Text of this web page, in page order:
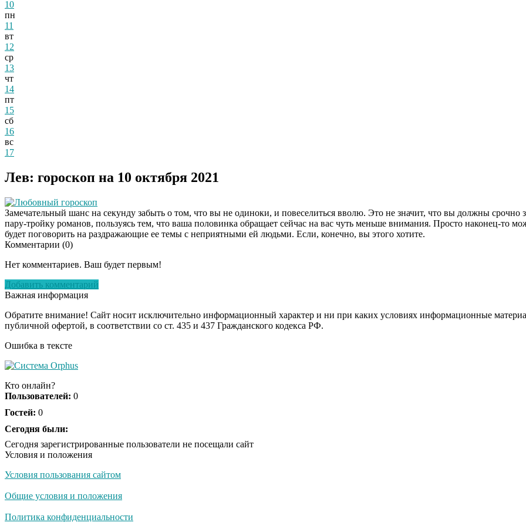
10
пн
11
вт
12
ср
13
чт
14
пт
15
сб
16
вс
17
Лев: гороскоп на 10 октября 2021
Любовный гороскоп
Замечательный шанс на секунду забыть о том, что вы не одиноки, и повеселиться вволю. Это не значит, что вы должны срочно
пару-тройку романов, пользуясь тем, что ваша половинка обращает сейчас на вас чуть меньше внимания. Просто наконец-то
будет поговорить на раздражающие ее темы с неприятными ей людьми. Если, конечно, вы этого хотите.
Комментарии (0)
Нет комментариев. Ваш будет первым!
Добавить комментарий
Важная информация
Обратите внимание! Сайт носит исключительно информационный характер и ни при каких условиях информационные
публичной офертой, в соответствии со ст. 435 и 437 Гражданского кодекса РФ.
Ошибка в тексте
Кто онлайн?
Пользователей: 0
Гостей: 0
Сегодня были:
Сегодня зарегистрированные пользователи не посещали сайт
Условия и положения
Условия пользования сайтом
Общие условия и положения
Политика конфиденциальности